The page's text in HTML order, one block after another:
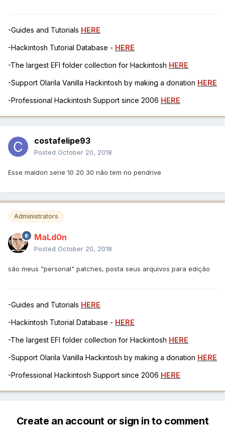
-Guides and Tutorials HERE
-Hackintosh Tutorial Database - HERE
-The largest EFI folder collection for Hackintosh HERE
-Support Olarila Vanilla Hackintosh by making a donation HERE
-Professional Hackintosh Support since 2006 HERE
costafelipe93
Posted October 20, 2018
Esse maldon serie 10 20 30 não tem no pendrive
Administrators
MaLd0n
Posted October 20, 2018
são meus "personal" patches, posta seus arquivos para edição
-Guides and Tutorials HERE
-Hackintosh Tutorial Database - HERE
-The largest EFI folder collection for Hackintosh HERE
-Support Olarila Vanilla Hackintosh by making a donation HERE
-Professional Hackintosh Support since 2006 HERE
Create an account or sign in to comment